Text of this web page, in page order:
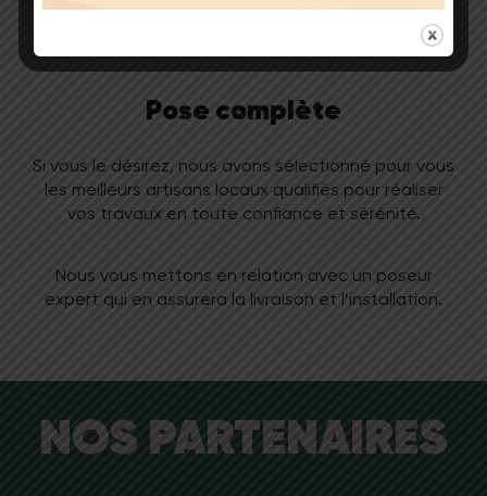
Pose complète
Si vous le désirez, nous avons sélectionné pour vous
les meilleurs artisans locaux qualifiés pour réaliser
vos travaux en toute confiance et sérénité.
Nous vous mettons en relation avec un poseur
expert qui en assurera la livraison et l’installation.
NOS PARTENAIRES